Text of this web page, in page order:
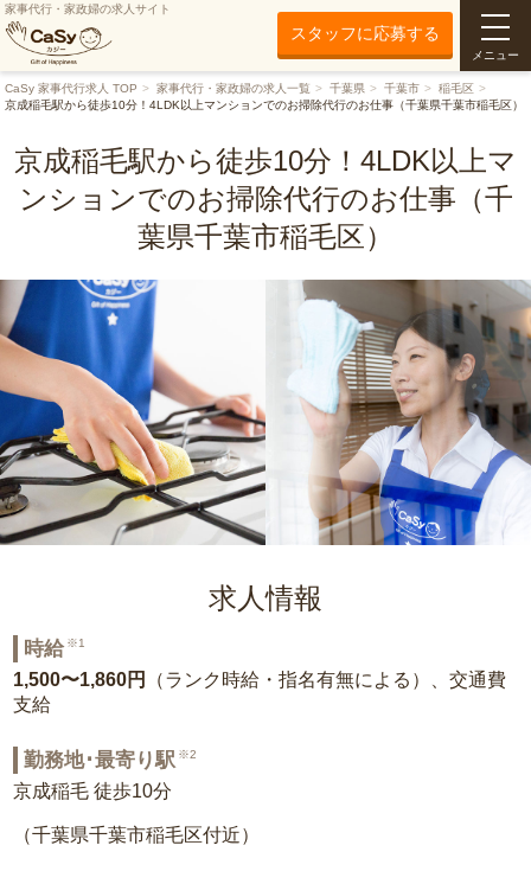
家事代行・家政婦の求人サイト
スタッフに応募する
メニュー
CaSy 家事代行求人 TOP 家事代行・家政婦の求人一覧 千葉県 千葉市
稲毛区
京成稲毛駅から徒歩10分！4LDK以上マンションでのお掃除代行のお仕事（千葉県千葉市稲毛区）
京成稲毛駅から徒歩10分！4LDK以上マ
ンションでのお掃除代行のお仕事（千
葉県千葉市稲毛区）
求人情報
時給 ※1
1,500〜1,860円
（ランク時給・指名有無による）、交通費
支給
勤務地･最寄り駅 ※2
京成稲毛 徒歩10分
（千葉県千葉市稲毛区付近）